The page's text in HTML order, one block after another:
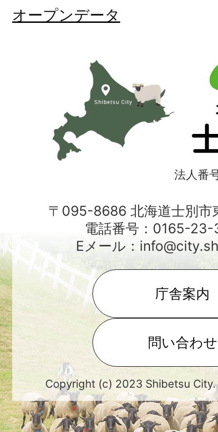
オープンデータ
別
市
法人番
〒095-8686 北海道士別市
電話番号：0165-23-
Eメール：
庁舎案内
問い合わせ
Copyright (c) 2023 Shibetsu City.